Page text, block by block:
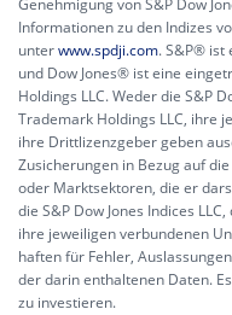
Genehmigung von S&P Dow
Informationen zu den Indizes
unterwww.spdji.com. S&P® ist
und Dow Jones® ist eine
Holdings LLC. Weder die S&P
Trademark Holdings LLC, ihre
ihre Drittlizenzgeber geben
Zusicherungen in Bezug auf
oder Marktsektoren, die er
die S&P Dow Jones Indices
ihre jeweiligen verbundenen
haften für Fehler,
der darin enthaltenen Daten.
zu investieren.